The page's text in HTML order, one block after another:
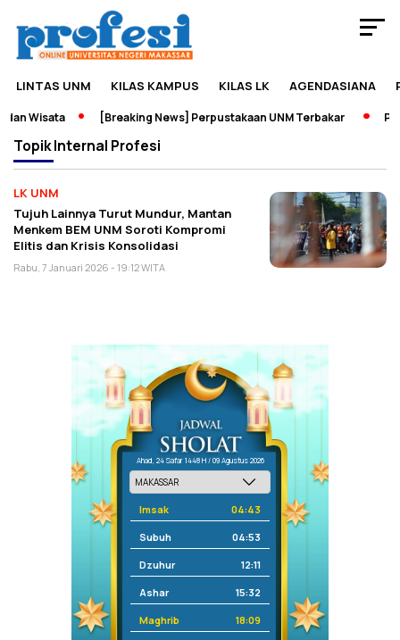
LINTAS UNM KILAS KAMPUS KILAS LK AGENDASIANA
Wisata [Breaking News] Perpustakaan UNM Terbakar
TopikInternal Profesi
LK UNM
Tujuh Lainnya Turut Mundur, Mantan
Menkem BEM UNM Soroti Kompromi
Elitis dan Krisis Konsolidasi
Rabu, 7 Januari 2026 - 19:12 WITA
Ahad, 24 Safar 1448 H / 09 Agustus 2026
Imsak 04:43
Subuh 04:53
Dzuhur 12:11
Ashar 15:32
Maghrib 18:09